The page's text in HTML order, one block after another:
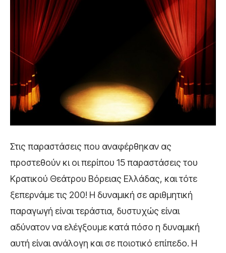
Στις παραστάσεις που αναφέρθηκαν ας
προστεθούν κι οι περίπου 15 παραστάσεις του
Κρατικού Θεάτρου Βόρειας Ελλάδας, και τότε
ξεπερνάμε τις 200! Η δυναμική σε αριθμητική
παραγωγή είναι τεράστια, δυστυχώς είναι
αδύνατον να ελέγξουμε κατά πόσο η δυναμική
αυτή είναι ανάλογη και σε ποιοτικό επίπεδο. Η